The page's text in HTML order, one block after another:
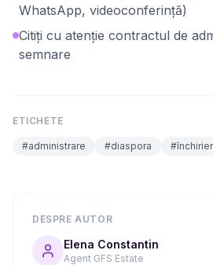
WhatsApp, videoconferință)
Citiți cu atenție contractul de
semnare
ETICHETE
#administrare #diaspora #
DESPRE AUTOR
Elena Constantin
Agent GFS Estate